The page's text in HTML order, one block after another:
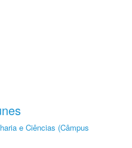
e Ciências (Câmpus